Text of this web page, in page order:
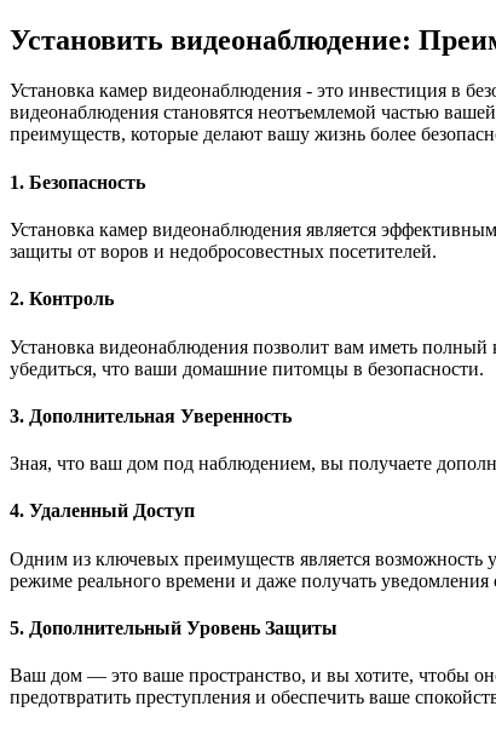
Установить видеонаблюдение:
Установка камер видеонаблюдения - это инвестиция в
видеонаблюдения становятся неотъемлемой частью
преимуществ, которые делают вашу жизнь более
1. Безопасность
Установка камер видеонаблюдения является
защиты от воров и недобросовестных посетителей.
2. Контроль
Установка видеонаблюдения позволит вам иметь
убедиться, что ваши домашние питомцы в безопасности.
3. Дополнительная Уверенность
Зная, что ваш дом под наблюдением, вы получаете
4. Удаленный Доступ
Одним из ключевых преимуществ является возможность
режиме реального времени и даже получать
5. Дополнительный Уровень Защиты
Ваш дом — это ваше пространство, и вы хотите, чтобы
предотвратить преступления и обеспечить ваше